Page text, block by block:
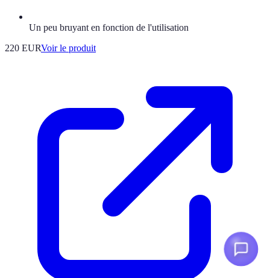
Un peu bruyant en fonction de l'utilisation
220 EURVoir le produit